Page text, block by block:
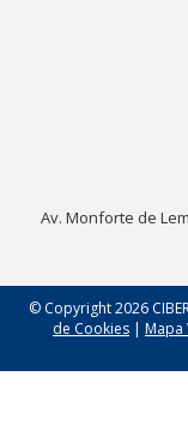
Av. Monforte de
© Copyright 2026
de Cookies | Mapa